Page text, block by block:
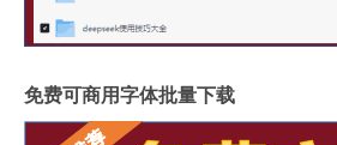
免费可商用字体批量下载